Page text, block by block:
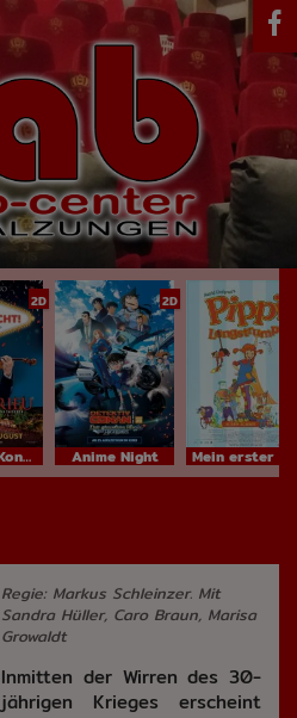
2D
Events & Konzerte
2D
Anime Night
Regie: Markus Schleinzer. Mit
Sandra Hüller, Caro Braun, Marisa
Growaldt
Inmitten der Wirren des 30-
jährigen Krieges erscheint